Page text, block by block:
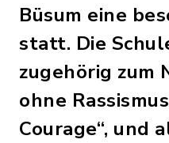
Büsum eine
statt. Die
zugehörig zum
ohne
Courage“, und